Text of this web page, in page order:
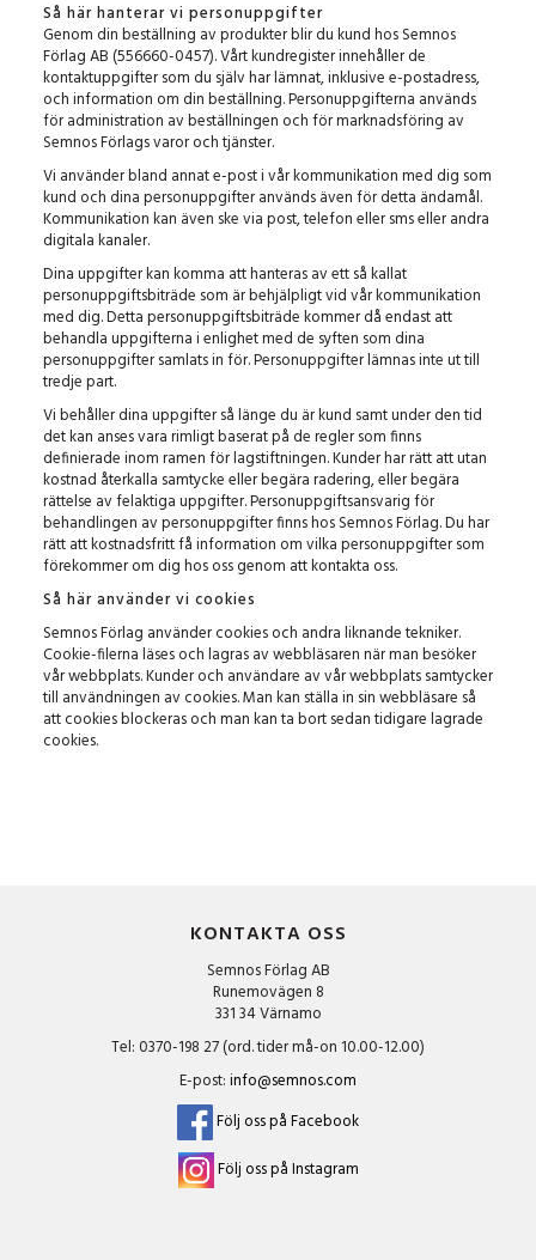
Så här hanterar vi personuppgifter
Genom din beställning av produkter blir du kund hos Semnos
Förlag AB (556660-0457). Vårt kundregister innehåller de
kontaktuppgifter som du själv har lämnat, inklusive e-postadress,
och information om din beställning. Personuppgifterna används
för administration av beställningen och för marknadsföring av
Semnos Förlags varor och tjänster.
Vi använder bland annat e-post i vår kommunikation med dig som
kund och dina personuppgifter används även för detta ändamål.
Kommunikation kan även ske via post, telefon eller sms eller andra
digitala kanaler.
Dina uppgifter kan komma att hanteras av ett så kallat
personuppgiftsbiträde som är behjälpligt vid vår kommunikation
med dig. Detta personuppgiftsbiträde kommer då endast att
behandla uppgifterna i enlighet med de syften som dina
personuppgifter samlats in för. Personuppgifter lämnas inte ut till
tredje part.
Vi behåller dina uppgifter så länge du är kund samt under den tid
det kan anses vara rimligt baserat på de regler som finns
definierade inom ramen för lagstiftningen. Kunder har rätt att utan
kostnad återkalla samtycke eller begära radering, eller begära
rättelse av felaktiga uppgifter. Personuppgiftsansvarig för
behandlingen av personuppgifter finns hos Semnos Förlag. Du har
rätt att kostnadsfritt få information om vilka personuppgifter som
förekommer om dig hos oss genom att kontakta oss.
Så här använder vi cookies
Semnos Förlag använder cookies och andra liknande tekniker.
Cookie-filerna läses och lagras av webbläsaren när man besöker
vår webbplats. Kunder och användare av vår webbplats samtycker
till användningen av cookies. Man kan ställa in sin webbläsare så
att cookies blockeras och man kan ta bort sedan tidigare lagrade
cookies.
KONTAKTA OSS
Semnos Förlag AB
Runemovägen 8
331 34 Värnamo
Tel: 0370-198 27 (ord. tider må-on 10.00-12.00)
E-post:info@semnos.com
Följ oss på Facebook
Följ oss på Instagram